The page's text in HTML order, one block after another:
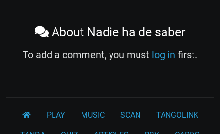
About Nadie ha de saber
To add a comment, you must log in first.
PLAY MUSIC SCAN TANGOLINK